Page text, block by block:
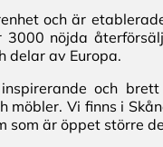
och är
3000 nöjda
delar av Europa.
och
möbler. Vi finns i
som är öppet större